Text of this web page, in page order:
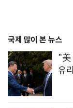
국제 많이 본 뉴스
"美
유